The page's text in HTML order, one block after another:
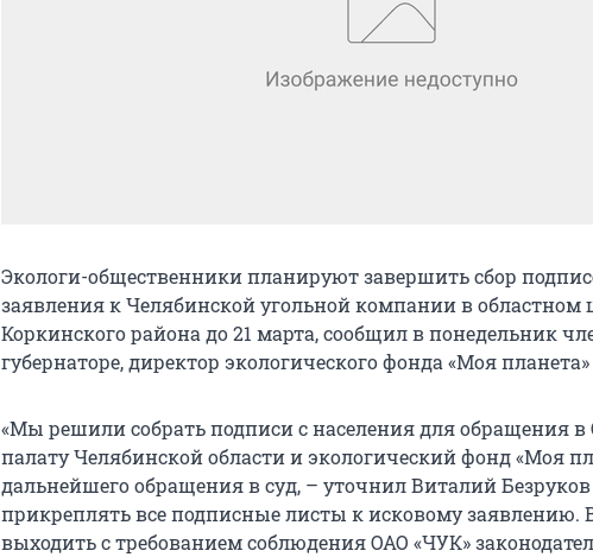
Экологи-общественники планируют завершить сбор
заявления к Челябинской угольной компании в областном
Коркинского района до 21 марта, сообщил в понедельник
губернаторе, директор экологического фонда «Моя
«Мы решили собрать подписи с населения для обращения
палату Челябинской области и экологический фонд «Моя
дальнейшего обращения в суд, – уточнил Виталий
прикреплять все подписные листы к исковому заявлению.
выходить с требованием соблюдения ОАО «ЧУК»